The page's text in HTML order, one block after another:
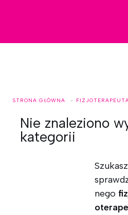
STRONA GŁÓWNA
Nie znaleziono
kategorii
Szukasz
nego